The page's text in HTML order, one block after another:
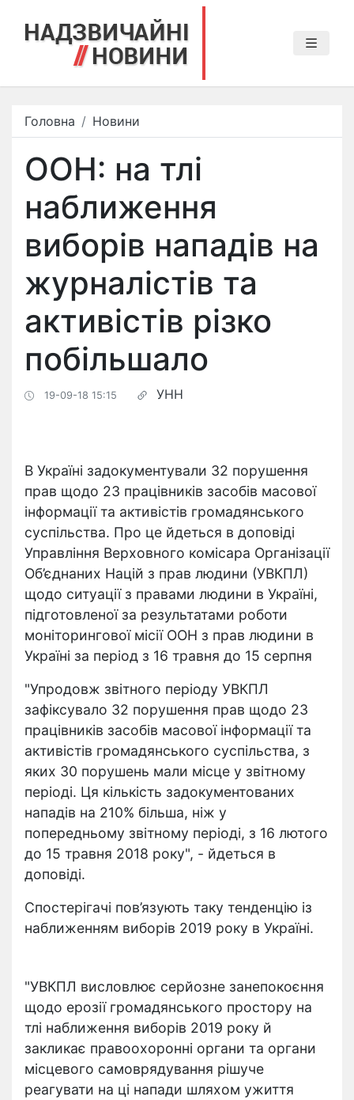
Головна Новини
ООН: на тлі
наближення
виборів нападів на
журналістів та
активістів різко
побільшало
19-09-18 15:15 УНН
В Україні задокументували 32 порушення
прав щодо 23 працівників засобів масової
інформації та активістів громадянського
суспільства. Про це йдеться в доповіді
Управління Верховного комісара Організації
Об’єднаних Націй з прав людини (УВКПЛ)
щодо ситуації з правами людини в Україні,
підготовленої за результатами роботи
моніторингової місії ООН з прав людини в
Україні за період з 16 травня до 15 серпня
"Упродовж звітного періоду УВКПЛ
зафіксувало 32 порушення прав щодо 23
працівників засобів масової інформації та
активістів громадянського суспільства, з
яких 30 порушень мали місце у звітному
періоді. Ця кількість задокументованих
нападів на 210% більша, ніж у
попередньому звітному періоді, з 16 лютого
до 15 травня 2018 року", - йдеться в
доповіді.
Спостерігачі пов’язують таку тенденцію із
наближенням виборів 2019 року в Україні.
"УВКПЛ висловлює серйозне занепокоєння
щодо ерозії громадянського простору на
тлі наближення виборів 2019 року й
закликає правоохоронні органи та органи
місцевого самоврядування рішуче
реагувати на ці напади шляхом ужиття